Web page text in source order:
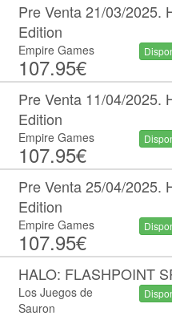
Pre Venta 21/03/2025.
Edition
Empire Games
107.95€
Pre Venta 11/04/2025.
Edition
Empire Games
107.95€
Pre Venta 25/04/2025.
Edition
Empire Games
107.95€
HALO: FLASHPOINT
Los Juegos de
Sauron